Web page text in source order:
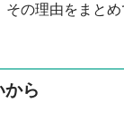
の理由をまとめ
から